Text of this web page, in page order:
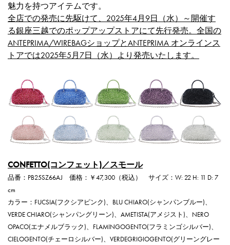
魅力を持つアイテムです。
全店での発売に先駆けて、2025年4月9日（水）～開催す
る銀座三越でのポップアップストアにて先行発売。全国の
ANTEPRIMA/WIREBAGショップとANTEPRIMA オンラインス
トアでは2025年5月7日（水）より発売いたします。
CONFETTO(コンフェット)／スモール
品番：PB25SZ66AJ 価格：￥47,300（税込） サイズ：W: 22 H: 11 D: 7
cm
カラー：FUCSIA(フクシアピンク)、BLU CHIARO(シャンパンブルー)、
VERDE CHIARO(シャンパングリーン)、AMETISTA(アメジスト)、NERO
OPACO(エナメルブラック)、FLAMINGOGENTO(フラミンゴシルバー)、
CIELOGENTO(チェーロシルバー)、VERDEGRIGIOGENTO(グリーングレー